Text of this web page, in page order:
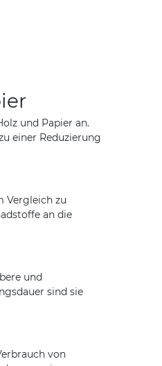
und Papier an.
einer Reduzierung
Vergleich zu
an die
und
sind sie
von